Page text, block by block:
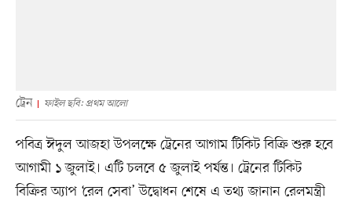
ট্রেন ফাইল ছবি: প্রথম আলো
পবিত্র ঈদুল আজহা উপলক্ষে ট্রেনের আগাম টিকিট বিক্রি শুরু হবে
আগামী ১ জুলাই। এটি চলবে ৫ জুলাই পর্যন্ত। ট্রেনের টিকিট
বিক্রির অ্যাপ ‘রেল সেবা’ উদ্বোধন শেষে এ তথ্য জানান রেলমন্ত্রী